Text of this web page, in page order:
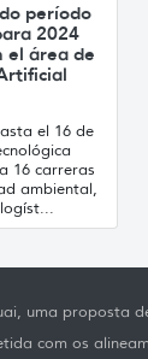
período
2024
el área de
el 16 de
16 carreras
ambiental,
uma proposta
com os